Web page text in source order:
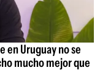
en Uruguay no se
mucho mejor que